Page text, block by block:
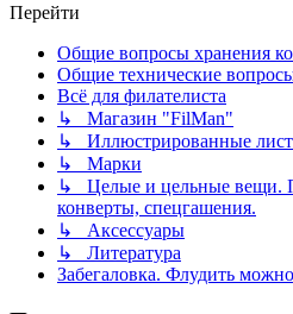
Перейти
Общие вопросы хранения
Общие технические
Всё для филателиста
↳ Магазин "FilMan"
↳ Иллюстрированные
↳ Марки
↳ Целые и цельные вещи.
конверты, спецгашения.
↳ Аксессуары
↳ Литература
Забегаловка. Флудить